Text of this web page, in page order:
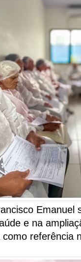
Emanuel
e na
referência